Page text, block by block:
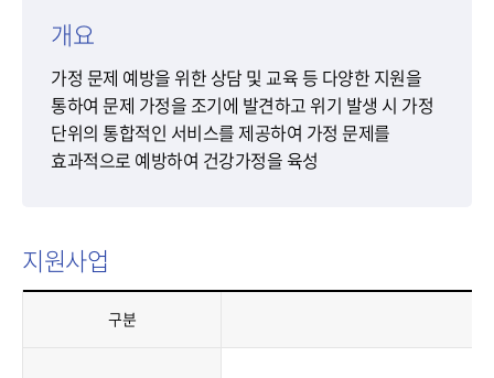
개요
가정 문제 예방을 위한 상담 및 교육 등 다양한 지원을
통하여 문제 가정을 조기에 발견하고 위기 발생 시 가정
단위의 통합적인 서비스를 제공하여 가정 문제를
효과적으로 예방하여 건강가정을 육성
지원사업
구분